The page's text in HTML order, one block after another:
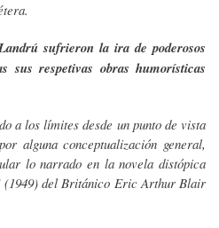
sufrieron la ira de poderosos
sus respetivas obras humorísticas
a los límites desde un punto de vista
alguna conceptualización general,
lo narrado en la novela distópica
(1949) del Británico Eric Arthur Blair